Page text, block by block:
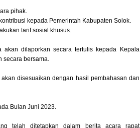
pihak.
kepada Pemerintah Kabupaten Solok.
tarif sosial khusus.
akan dilaporkan secara tertulis kepada Kepala
secara bersama.
disesuaikan dengan hasil pembahasan dan
Bulan Juni 2023.
telah ditetapkan dalam berita acara rapat